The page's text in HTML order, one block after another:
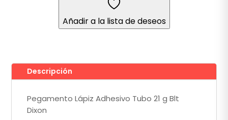
Añadir a la lista de deseos
Descripción
Pegamento Lápiz Adhesivo Tubo 21 g Blt
Dixon